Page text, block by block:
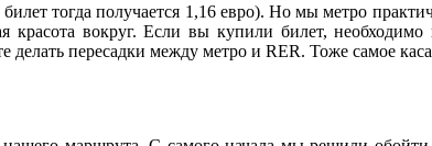
тогда получается 1,16 евро). Но мы метро
красота вокруг. Если вы купили билет,
пересадки между метро и RER. Тоже самое